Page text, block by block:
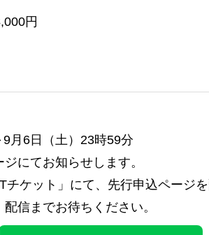
円
月6日（土）23時59分
にてお知らせします。
ケット」にて、先行申込ページを
信までお待ちください。